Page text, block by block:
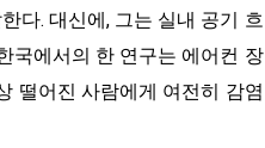
다. 대신에, 그는 실내 공기 흐
국에서의 한 연구는 에어컨 장
떨어진 사람에게 여전히 감염